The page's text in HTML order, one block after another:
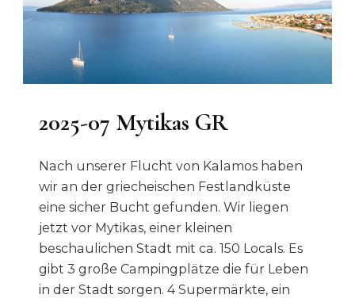
2025-07 Mytikas GR
Nach unserer Flucht von Kalamos haben
wir an der griecheischen Festlandküste
eine sicher Bucht gefunden. Wir liegen
jetzt vor Mytikas, einer kleinen
beschaulichen Stadt mit ca. 150 Locals. Es
gibt 3 große Campingplätze die für Leben
in der Stadt sorgen. 4 Supermärkte, ein